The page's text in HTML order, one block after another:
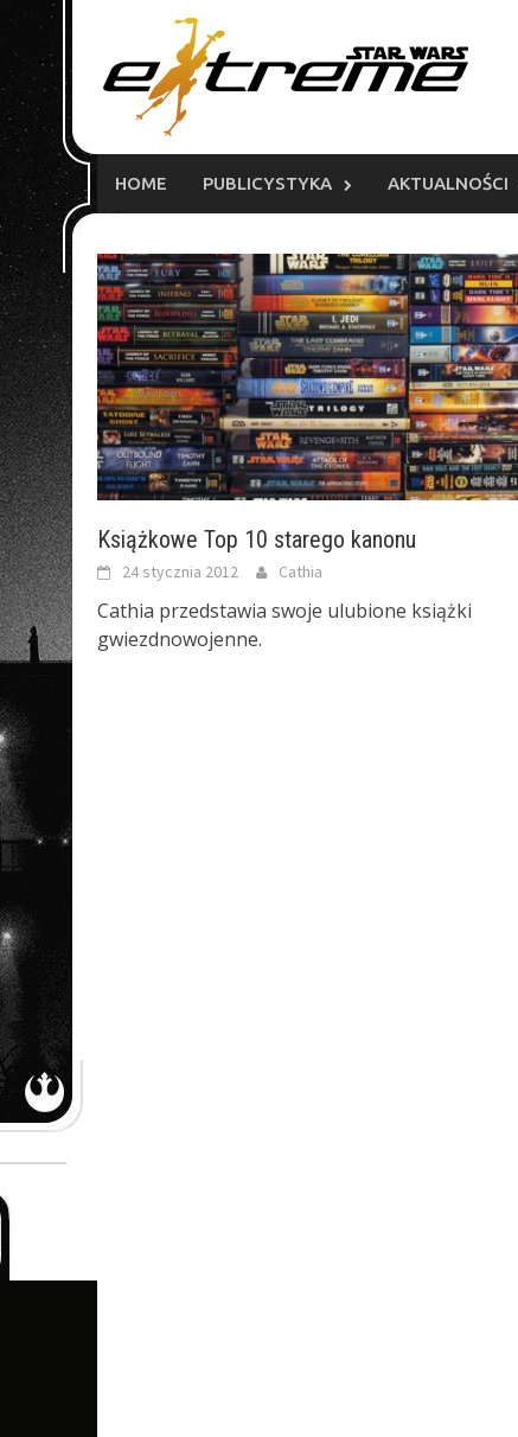
content
HOME PUBLICYSTYKA AKTUALNOŚCI
Książkowe Top 10 starego kanonu
24 stycznia 2012 Cathia
Cathia przedstawia swoje ulubione książki
gwiezdnowojenne.